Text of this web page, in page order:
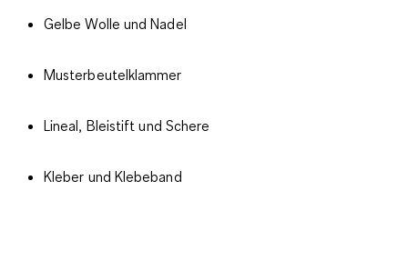
Gelbe Wolle und Nadel
Musterbeutelklammer
Lineal, Bleistift und Schere
Kleber und Klebeband